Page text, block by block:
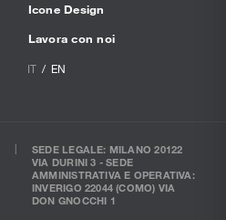
Icone Design
Lavora con noi
IT EN
SEDE LEGALE: MILANO 20122
VIA DURINI 3 - SEDE
AMMINISTRATIVA E OPERATIVA:
INVERIGO 22044 (COMO) VIA
DON GNOCCHI 1